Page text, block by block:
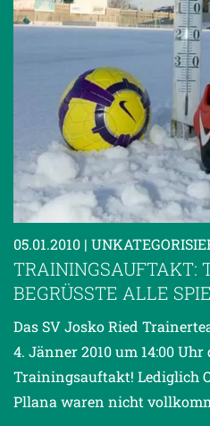
05.01.2010 |
TRAININGSAUFTAKT:
BEGRÜSSTE ALLE
Das SV Josko Ried
4. Jänner 2010 um 14:00
Trainingsauftakt! Lediglich
Pllana waren nicht